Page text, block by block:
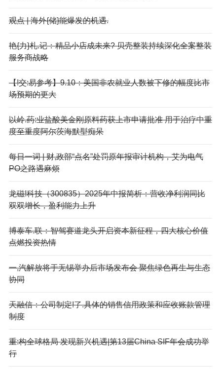
观点 | 海外{储}能爆发的机遇.
艳{力}札.记：精品小店成未来? 贝壳整装持续深化全案整装
服务商战略
【!交:易参考】9.10：美国非农就业人数被下修的幅度比市
场预期的更大
以岭.药:业盐酸美金刚原料药获上市申请批准 用于治疗中重
度至重度阿尔茨海默型痴呆
每日一词 | 财,政部“点名”处罚原年报审计机构，艾为电气
PO之路遇麻烦
龙磁!科技（300835）2025年中报简析：营收净利润同比
双双增长，盈利能力上升
博泰车.联：智驾赛道龙头开启资本新征程，四大核心价值
点燃投资热情
一,汽解放将于无锡举办后市场发布会 聚焦绿色再生与生态
协同
天融信：公司制定!了.具体的销售信用政策和应收账款管理
制度
重:构全球格局 发现新兴机遇|第13届China SIF年会成功举
行